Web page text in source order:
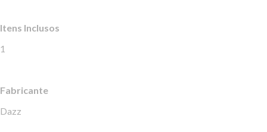
Itens Inclusos
1
Fabricante
Dazz